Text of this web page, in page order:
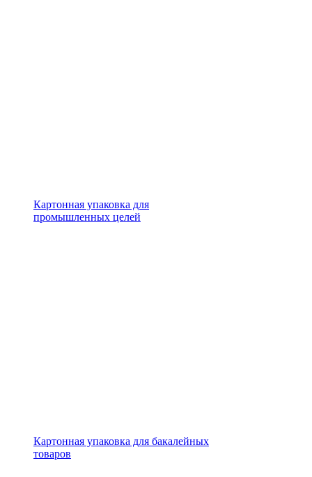
Картонная упаковка для
промышленных целей
Картонная упаковка для бакалейных
товаров